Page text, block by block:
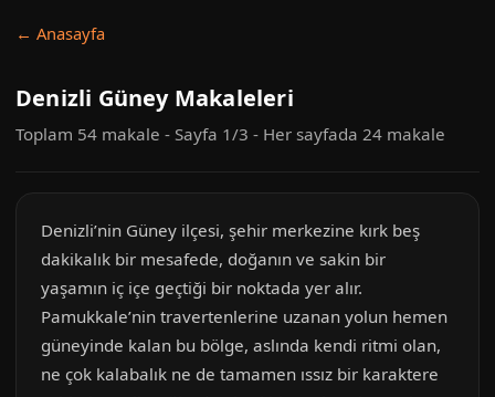
← Anasayfa
Denizli Güney Makaleleri
Toplam 54 makale - Sayfa 1/3 - Her sayfada 24 makale
Denizli’nin Güney ilçesi, şehir merkezine kırk beş
dakikalık bir mesafede, doğanın ve sakin bir
yaşamın iç içe geçtiği bir noktada yer alır.
Pamukkale’nin travertenlerine uzanan yolun hemen
güneyinde kalan bu bölge, aslında kendi ritmi olan,
ne çok kalabalık ne de tamamen ıssız bir karaktere